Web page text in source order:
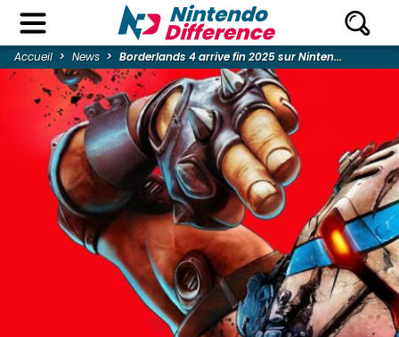
Accueil News Borderlands 4 arrive fin 2025 sur Ninten...